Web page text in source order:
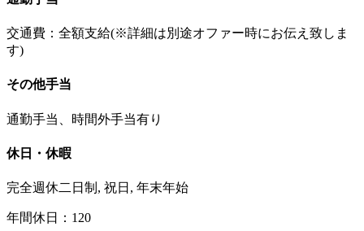
交通費：全額支給(※詳細は別途オファー時にお伝え致しま
す)
その他手当
通勤手当、時間外手当有り
休日・休暇
完全週休二日制, 祝日, 年末年始
年間休日：120